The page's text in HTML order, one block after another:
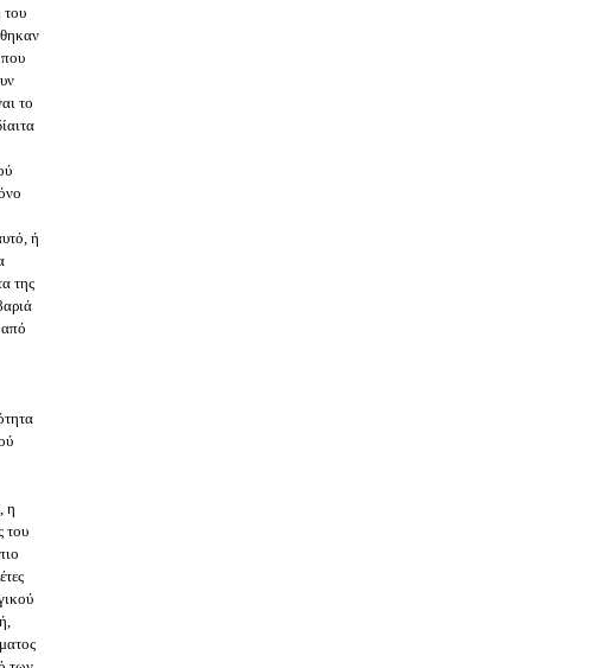
του
το
ή
της
από
η
του